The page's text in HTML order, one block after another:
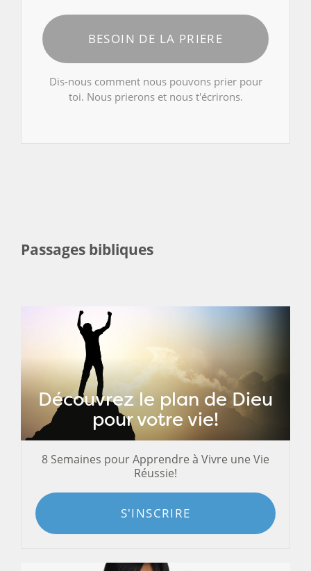
BESOIN DE LA PRIERE
Dis-nous comment nous pouvons prier pour
toi. Nous prierons et nous t'écrirons.
Passages bibliques
Découvrez le plan de Dieu
pour votre vie!
8 Semaines pour Apprendre à Vivre une Vie
Réussie!
S'INSCRIRE